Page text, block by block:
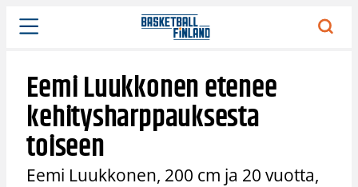
Siirry
sisältöön
Eemi Luukkonen etenee
kehitysharppauksesta
toiseen
Eemi Luukkonen, 200 cm ja 20 vuotta,